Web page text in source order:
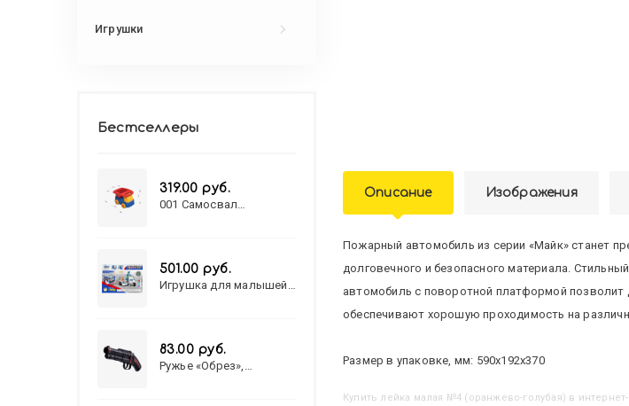
Описание Изображения
Пожарный автомобиль из серии «Майк» станет
долговечного и безопасного материала.
автомобиль с поворотной платформой позволит
обеспечивают хорошую проходимость на
Размер в упаковке, мм: 590х192х370
Купить Лейка малая №4 (оранжево-голубая) в
Игрушки
Бестселлеры
319.00 руб.
001 Самосвал
501.00 руб.
Игрушка для малышей
83.00 руб.
Ружье «Обрез»,